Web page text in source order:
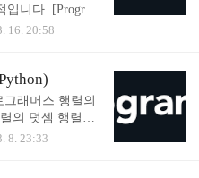
니다. [Program
1문제 오늘의 문
을 서로 더한 결
1 def solution(a,
b): answer += a
+=..
16. 20:58
래머스 행렬의
의 덧셈 행렬의
의 같은 행, 같
8. 23:33